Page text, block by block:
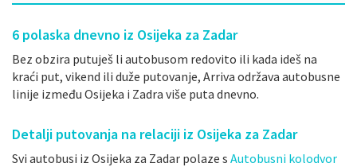
6 polaska dnevno iz Osijeka za Zadar
Bez obzira putuješ li autobusom redovito ili kada ideš na
kraći put, vikend ili duže putovanje, Arriva održava autobusne
linije između Osijeka i Zadra više puta dnevno.
Detalji putovanja na relaciji iz Osijeka za Zadar
Svi autobusi iz Osijeka za Zadar polaze s Autobusni kolodvor